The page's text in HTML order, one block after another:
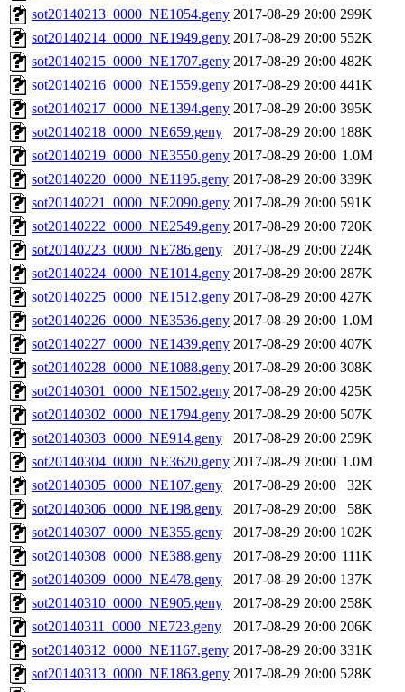
sot20140213_0000_NE1054.geny 2017-08-29 20:00 299K
sot20140214_0000_NE1949.geny 2017-08-29 20:00 552K
sot20140215_0000_NE1707.geny 2017-08-29 20:00 482K
sot20140216_0000_NE1559.geny 2017-08-29 20:00 441K
sot20140217_0000_NE1394.geny 2017-08-29 20:00 395K
sot20140218_0000_NE659.geny
2017-08-29 20:00 188K
sot20140219_0000_NE3550.geny 2017-08-29 20:00 1.0M
sot20140220_0000_NE1195.geny 2017-08-29 20:00 339K
sot20140221_0000_NE2090.geny 2017-08-29 20:00 591K
sot20140222_0000_NE2549.geny 2017-08-29 20:00 720K
sot20140223_0000_NE786.geny
2017-08-29 20:00 224K
sot20140224_0000_NE1014.geny 2017-08-29 20:00 287K
sot20140225_0000_NE1512.geny 2017-08-29 20:00 427K
sot20140226_0000_NE3536.geny 2017-08-29 20:00 1.0M
sot20140227_0000_NE1439.geny 2017-08-29 20:00 407K
sot20140228_0000_NE1088.geny 2017-08-29 20:00 308K
sot20140301_0000_NE1502.geny 2017-08-29 20:00 425K
sot20140302_0000_NE1794.geny 2017-08-29 20:00 507K
sot20140303_0000_NE914.geny
2017-08-29 20:00 259K
sot20140304_0000_NE3620.geny 2017-08-29 20:00 1.0M
sot20140305_0000_NE107.geny
2017-08-29 20:00
32K
sot20140306_0000_NE198.geny
2017-08-29 20:00
58K
sot20140307_0000_NE355.geny
2017-08-29 20:00 102K
sot20140308_0000_NE388.geny
2017-08-29 20:00 111K
sot20140309_0000_NE478.geny
2017-08-29 20:00 137K
sot20140310_0000_NE905.geny
2017-08-29 20:00 258K
sot20140311_0000_NE723.geny
2017-08-29 20:00 206K
sot20140312_0000_NE1167.geny 2017-08-29 20:00 331K
sot20140313_0000_NE1863.geny 2017-08-29 20:00 528K